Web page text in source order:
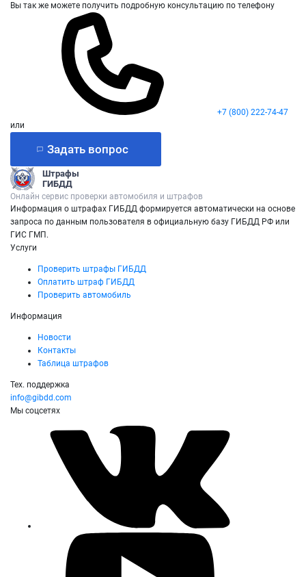
Вы так же можете получить подробную консультацию по телефону
+7 (800) 222-74-47
или
Задать вопрос
Штрафы
ГИБДД
Онлайн сервис проверки автомобиля и штрафов
Информация о штрафах ГИБДД формируется автоматически на основе
запроса по данным пользователя в официальную базу ГИБДД РФ или
ГИС ГМП.
Услуги
Проверить штрафы ГИБДД
Оплатить штраф ГИБДД
Проверить автомобиль
Информация
Новости
Контакты
Таблица штрафов
Тех. поддержка
info@gibdd.com
Мы соцсетях